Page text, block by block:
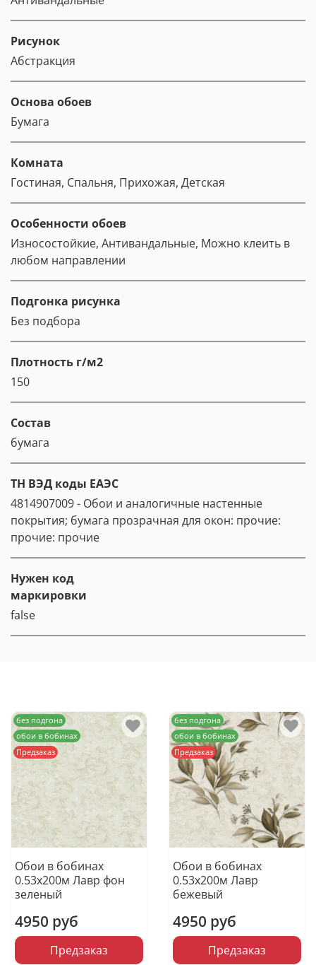
Рисунок
Абстракция
Основа обоев
Бумага
Комната
Гостиная, Спальня, Прихожая, Детская
Особенности обоев
Износостойкие, Антивандальные, Можно клеить в
любом направлении
Подгонка рисунка
Без подбора
Плотность г/м2
150
Состав
бумага
ТН ВЭД коды ЕАЭС
4814907009 - Обои и аналогичные настенные
покрытия; бумага прозрачная для окон: прочие:
прочие: прочие
Нужен код
маркировки
false
без подгона
обои в бобинах
Предзаказ
Обои в бобинах
0.53х200м Лавр фон
зеленый
4950 руб
Предзаказ
без подгона
обои в бобинах
Предзаказ
Обои в бобинах
0.53х200м Лавр
бежевый
4950 руб
Предзаказ